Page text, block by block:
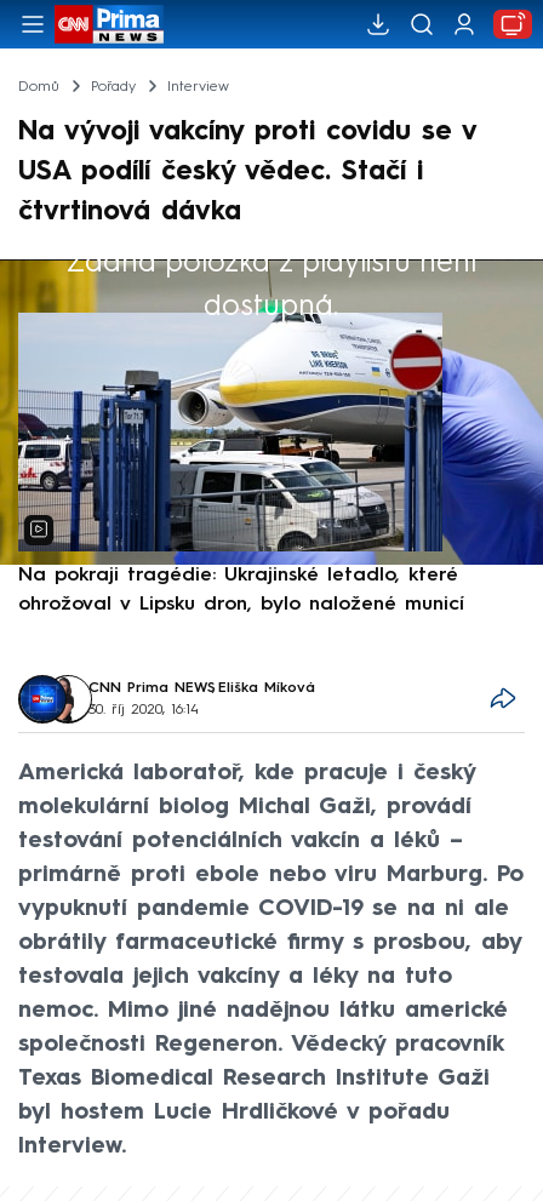
Domů Pořady Interview
Na vývoji vakcíny proti covidu se v
USA podílí český vědec. Stačí i
čtvrtinová dávka
Žádná položka z playlistu není
dostupná.
Výběr redakce
Na pokraji tragédie: Ukrajinské letadlo, které
ohrožoval v Lipsku dron, bylo naložené municí
CNN Prima NEWS, Eliška Míková
30. říj 2020, 16:14
Americká laboratoř, kde pracuje i český
molekulární biolog Michal Gaži, provádí
testování potenciálních vakcín a léků –
primárně proti ebole nebo viru Marburg. Po
vypuknutí pandemie COVID-19 se na ni ale
obrátily farmaceutické firmy s prosbou, aby
testovala jejich vakcíny a léky na tuto
nemoc. Mimo jiné nadějnou látku americké
společnosti Regeneron. Vědecký pracovník
Texas Biomedical Research Institute Gaži
byl hostem Lucie Hrdličkové v pořadu
Interview.